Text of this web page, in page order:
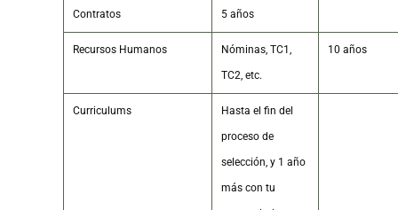
Contratos 5 años
Recursos Humanos Nóminas, TC1,
TC2, etc.
10 años
Curriculums Hasta el fin del
proceso de
selección, y 1 año
más con tu